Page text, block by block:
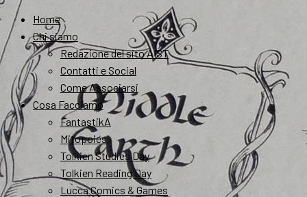
Home
Chi siamo
Redazione del sito AIST
Contatti e Social
Come Associarsi
Cosa Facciamo
FantastikA
Mitopoiesi
Tolkien Studies Day
Tolkien Reading Day
Lucca Comics & Games